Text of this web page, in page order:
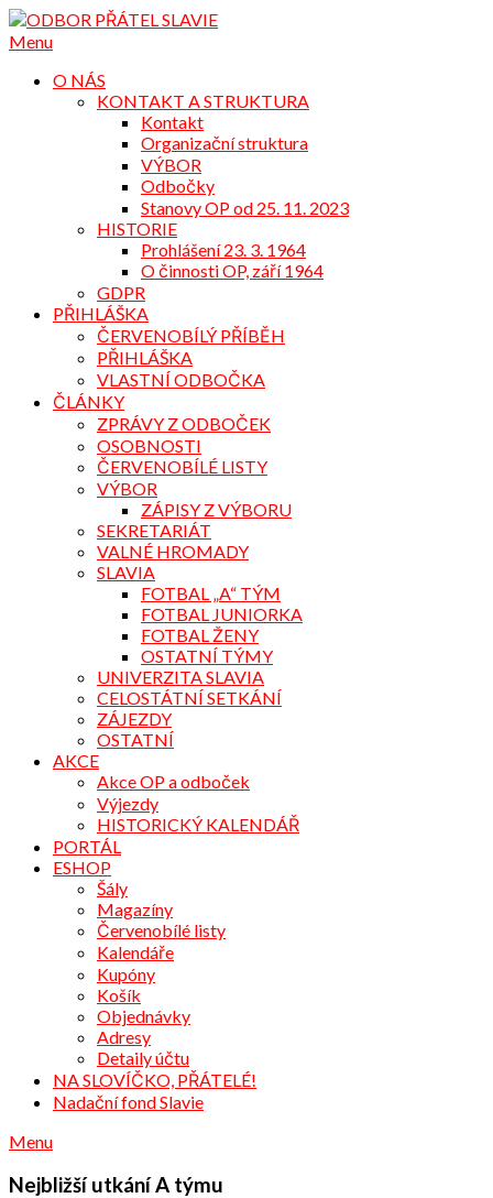
Přejdi
na
Menu
O NÁS
KONTAKT A STRUKTURA
Kontakt
Organizační struktura
VÝBOR
Odbočky
Stanovy OP od 25. 11. 2023
HISTORIE
Prohlášení 23. 3. 1964
O činnosti OP, září 1964
GDPR
PŘIHLÁŠKA
ČERVENOBÍLÝ PŘÍBĚH
PŘIHLÁŠKA
VLASTNÍ ODBOČKA
ČLÁNKY
ZPRÁVY Z ODBOČEK
OSOBNOSTI
ČERVENOBÍLÉ LISTY
VÝBOR
ZÁPISY Z VÝBORU
SEKRETARIÁT
VALNÉ HROMADY
SLAVIA
FOTBAL „A“ TÝM
FOTBAL JUNIORKA
FOTBAL ŽENY
OSTATNÍ TÝMY
UNIVERZITA SLAVIA
CELOSTÁTNÍ SETKÁNÍ
ZÁJEZDY
OSTATNÍ
AKCE
Akce OP a odboček
Výjezdy
HISTORICKÝ KALENDÁŘ
PORTÁL
ESHOP
Šály
Magazíny
Červenobílé listy
Kalendáře
Kupóny
Košík
Objednávky
Adresy
Detaily účtu
NA SLOVÍČKO, PŘÁTELÉ!
Nadační fond Slavie
Menu
Nejbližší utkání A týmu